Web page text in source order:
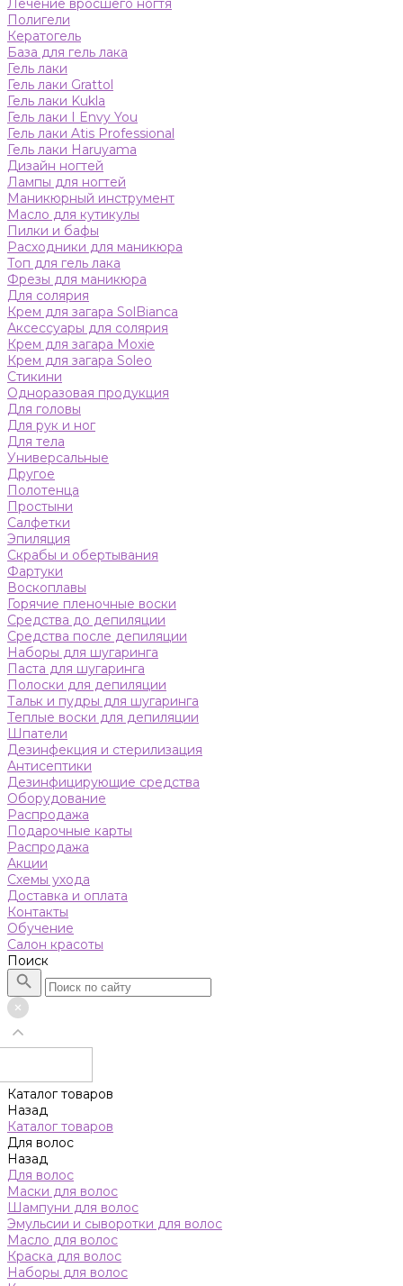
Лечение вросшего ногтя
Полигели
Кератогель
База для гель лака
Гель лаки
Гель лаки Grattol
Гель лаки Kukla
Гель лаки I Envy You
Гель лаки Atis Professional
Гель лаки Haruyama
Дизайн ногтей
Лампы для ногтей
Маникюрный инструмент
Масло для кутикулы
Пилки и бафы
Расходники для маникюра
Топ для гель лака
Фрезы для маникюра
Для солярия
Крем для загара SolBianca
Аксессуары для солярия
Крем для загара Moxie
Крем для загара Soleo
Стикини
Одноразовая продукция
Для головы
Для рук и ног
Для тела
Универсальные
Другое
Полотенца
Простыни
Салфетки
Эпиляция
Скрабы и обертывания
Фартуки
Воскоплавы
Горячие пленочные воски
Средства до депиляции
Средства после депиляции
Наборы для шугаринга
Паста для шугаринга
Полоски для депиляции
Тальк и пудры для шугаринга
Теплые воски для депиляции
Шпатели
Дезинфекция и стерилизация
Антисептики
Дезинфицирующие средства
Оборудование
Распродажа
Подарочные карты
Распродажа
Акции
Схемы ухода
Доставка и оплата
Контакты
Обучение
Салон красоты
Поиск
Каталог товаров
Назад
Каталог товаров
Для волос
Назад
Для волос
Маски для волос
Шампуни для волос
Эмульсии и сыворотки для волос
Масло для волос
Краска для волос
Наборы для волос